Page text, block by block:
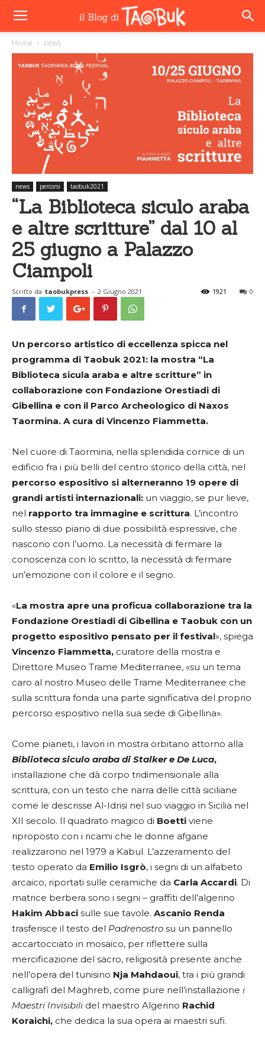
Home news
news percorsi taobuk2021
“La Biblioteca siculo araba
e altre scritture” dal 10 al
25 giugno a Palazzo
Ciampoli
Scritto da taobukpress - 2 Giugno 2021 0
1921
Un percorso artistico di eccellenza spicca nel
programma di Taobuk 2021: la mostra “La
Biblioteca sicula araba e altre scritture” in
collaborazione con Fondazione Orestiadi di
Gibellina e con il Parco Archeologico di Naxos
Taormina. A cura di Vincenzo Fiammetta.
Nel cuore di Taormina, nella splendida cornice di un
edificio fra i più belli del centro storico della città, nel
percorso espositivo si alterneranno 19 opere di
grandi artisti internazionali: un viaggio, se pur lieve,
nel rapporto tra immagine e scrittura. L’incontro
sullo stesso piano di due possibilità espressive, che
nascono con l’uomo. La necessità di fermare la
conoscenza con lo scritto, la necessità di fermare
un’emozione con il colore e il segno.
«La mostra apre una proficua collaborazione tra la
Fondazione Orestiadi di Gibellina e Taobuk con un
progetto espositivo pensato per il festival», spiega
Vincenzo Fiammetta, curatore della mostra e
Direttore Museo Trame Mediterranee, «su un tema
caro al nostro Museo delle Trame Mediterranee che
sulla scrittura fonda una parte significativa del proprio
percorso espositivo nella sua sede di Gibellina».
Come pianeti, i lavori in mostra orbitano attorno alla
Biblioteca siculo araba di Stalker e De Luca,
installazione che dà corpo tridimensionale alla
scrittura, con un testo che narra delle città siciliane
come le descrisse Al-Idrisi nel suo viaggio in Sicilia nel
XII secolo. Il quadrato magico di Boetti viene
riproposto con i ricami che le donne afgane
realizzarono nel 1979 a Kabul. L’azzeramento del
testo operato da Emilio Isgrò, i segni di un alfabeto
arcaico, riportati sulle ceramiche da Carla Accardi. Di
matrice berbera sono i segni – graffiti dell’algerino
Hakim Abbaci sulle sue tavole. Ascanio Renda
trasferisce il testo del Padrenostro su un pannello
accartocciato in mosaico, per riflettere sulla
mercificazione del sacro, religiosità presente anche
nell’opera del tunisino Nja Mahdaoui, tra i più grandi
calligrafi del Maghreb, come pure nell’installazione i
Maestri Invisibili del maestro Algerino Rachid
Koraichi, che dedica la sua opera ai maestri sufi.